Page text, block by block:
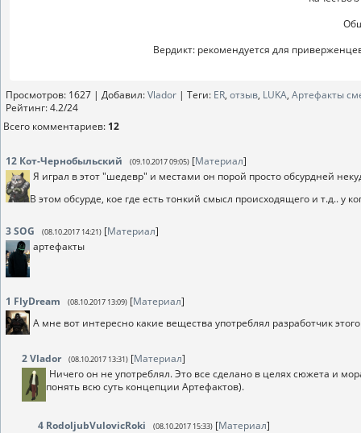
Вердикт: рекомендуется для
Просмотров: 1627 | Добавил:Vlador | Теги: ER, отзыв, LUKA, Артефакты
Рейтинг:4.2/24
Всего комментариев: 12
12 Кот-Чернобыльский (09.10.2017 09:05) [Материал]
Я играл в этот "шедевр" и местами он порой просто обсурдней
В этом обсурде, кое где есть тонкий смысл происходящего и т.д..
3SOG (08.10.2017 14:21) [Материал]
артефакты
1 FlyDream (08.10.2017 13:09) [Материал]
А мне вот интересно какие вещества употреблял разработчик
2Vlador (08.10.2017 13:31) [Материал]
Ничего он не употреблял. Это все сделано в целях сюжета и
понять всю суть концепции Артефактов).
4 RodoljubVulovicRoki (08.10.2017 15:33) [Материал]